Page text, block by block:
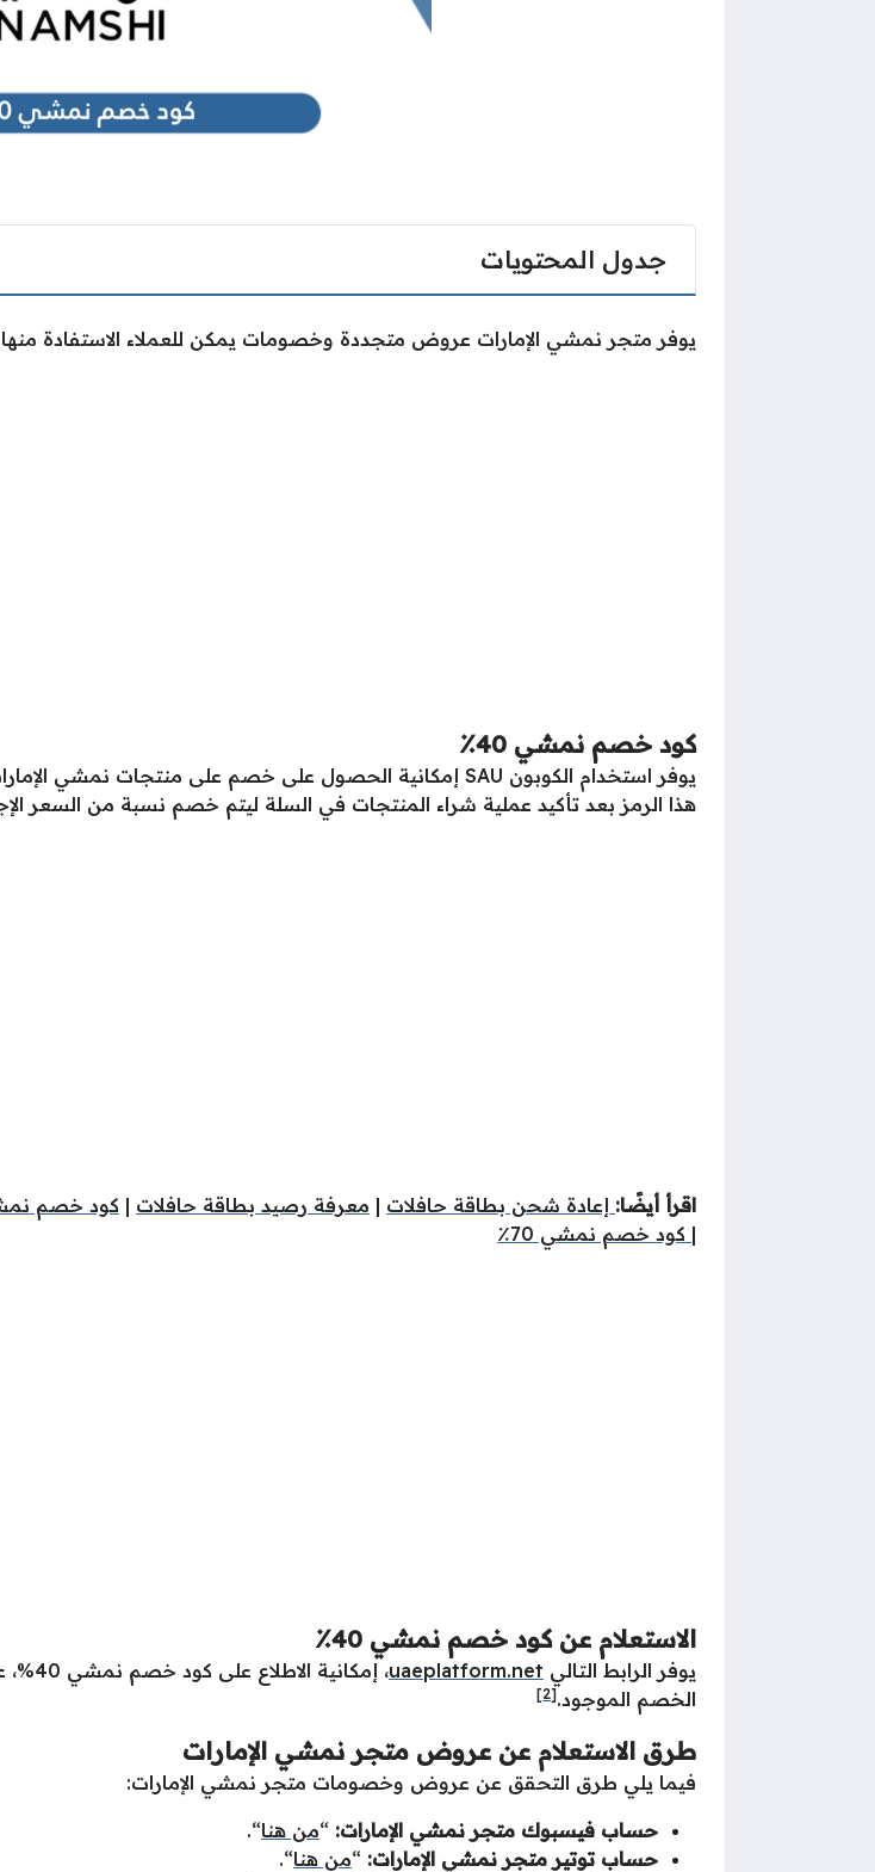
جدول المحتويات
يوفر متجر نمشي الإمارات عروض متجددة وخصومات يمكن للعملاء الاستفادة
كود خصم نمشي 40٪
هذا الرمز بعد تأكيد عملية شراء المنتجات في السلة ليتم خصم نسبة من السعر
اقرأ أيضًا: إعادة شحن بطاقة حافلات | معرفة رصيد بطاقة حافلات | كود خصم
| كود خصم نمشي 70٪
الاستعلام عن كود خصم نمشي 40٪
يوفر الرابط التالي uaeplatform.net
،
الخصم الموجود.[2]
طرق الاستعلام عن عروض متجر نمشي الإمارات
فيما يلي طرق التحقق عن عروض وخصومات متجر نمشي الإمارات:
حساب فيسبوك متجر نمشي الإمارات: “من هنا“.
حساب توتير متجر نمشي الإمارات: “من هنا“.